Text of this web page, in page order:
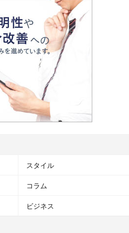
スタイル
コラム
ビジネス